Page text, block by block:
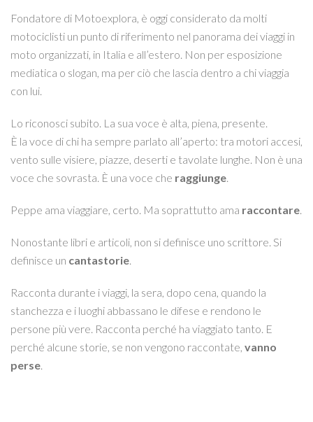
Fondatore di Motoexplora, è oggi considerato da molti
motociclisti un punto di riferimento nel panorama dei viaggi in
moto organizzati, in Italia e all’estero. Non per esposizione
mediatica o slogan, ma per ciò che lascia dentro a chi viaggia
con lui.
Lo riconosci subito. La sua voce è alta, piena, presente.
È la voce di chi ha sempre parlato all’aperto: tra motori accesi,
vento sulle visiere, piazze, deserti e tavolate lunghe. Non è una
voce che sovrasta. È una voce che raggiunge.
Peppe ama viaggiare, certo. Ma soprattutto ama raccontare.
Nonostante libri e articoli, non si definisce uno scrittore. Si
definisce un cantastorie.
Racconta durante i viaggi, la sera, dopo cena, quando la
stanchezza e i luoghi abbassano le difese e rendono le
persone più vere. Racconta perché ha viaggiato tanto. E
perché alcune storie, se non vengono raccontate, vanno
perse.